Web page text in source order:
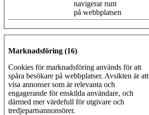
navigerar runt
på webbplatsen
Marknadsföring (16)
Cookies för marknadsföring används för att
spåra besökare på webbplatser. Avsikten är att
visa annonser som är relevanta och
engagerande för enskilda användare, och
därmed mer värdefull för utgivare och
tredjepartsannonsörer.